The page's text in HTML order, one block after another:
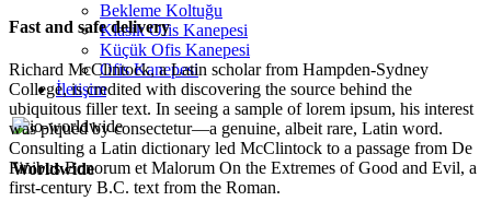
Bekleme Koltuğu
Klasik Ofis Kanepesi
Küçük Ofis Kanepesi
Ofis Kanepesi
İletişim
Worldwide
Fast and safe delivery
Richard McClintock, a Latin scholar from Hampden-Sydney
College, is credited with discovering the source behind the
ubiquitous filler text. In seeing a sample of lorem ipsum, his interest
was piqued by consectetur—a genuine, albeit rare, Latin word.
Consulting a Latin dictionary led McClintock to a passage from De
Finibus Bonorum et Malorum On the Extremes of Good and Evil, a
first-century B.C. text from the Roman.